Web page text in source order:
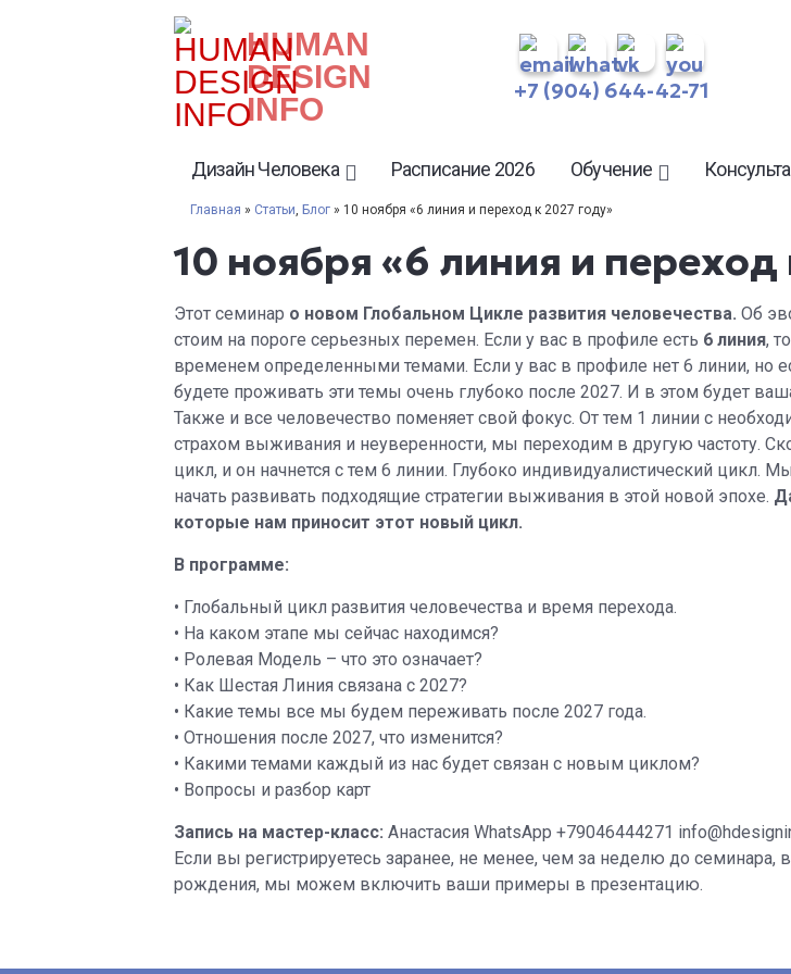
HUMAN
DESIGN
INFO
+7 (904) 644-42-71
Дизайн Человека Расписание 2026 Обучение
Главная » Статьи, Блог » 10 ноября «6 линия и переход к 2027 году»
10 ноября «6 линия и переход
Этот семинар о новом Глобальном Цикле развития человечества. Об
стоим на пороге серьезных перемен. Если у вас в профиле есть 6 линия,
временем определенными темами. Если у вас в профиле нет 6 линии, но
будете проживать эти темы очень глубоко после 2027. И в этом будет
Также и все человечество поменяет свой фокус. От тем 1 линии с
страхом выживания и неуверенности, мы переходим в другую частоту.
цикл, и он начнется с тем 6 линии. Глубоко индивидуалистический цикл.
начать развивать подходящие стратегии выживания в этой новой эпохе.
которые нам приносит этот новый цикл.
В программе:
• Глобальный цикл развития человечества и время перехода.
• На каком этапе мы сейчас находимся?
• Ролевая Модель – что это означает?
• Как Шестая Линия связана с 2027?
• Какие темы все мы будем переживать после 2027 года.
• Отношения после 2027, что изменится?
• Какими темами каждый из нас будет связан с новым циклом?
• Вопросы и разбор карт
Запись на мастер-класс: Анастасия WhatsApp +79046444271
Если вы регистрируетесь заранее, не менее, чем за неделю до
рождения, мы можем включить ваши примеры в презентацию.